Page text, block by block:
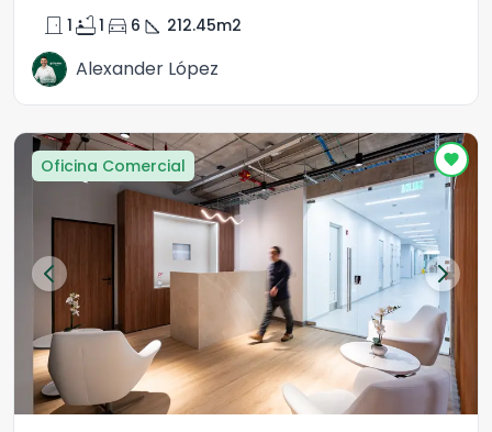
door_front 1 bathtub1 directions_car 6 square_foot 212.45m2
Alexander López
Oficina Comercial